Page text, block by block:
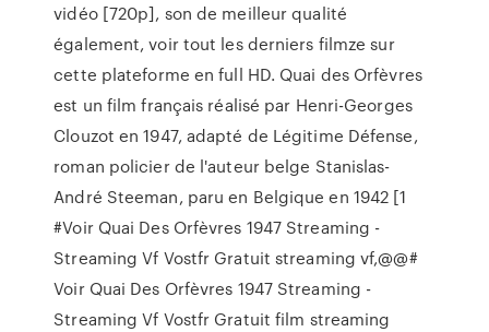
vidéo [720p], son de meilleur qualité
également, voir tout les derniers filmze sur
cette plateforme en full HD. Quai des Orfèvres
est un film français réalisé par Henri-Georges
Clouzot en 1947, adapté de Légitime Défense,
roman policier de l'auteur belge Stanislas-
André Steeman, paru en Belgique en 1942 [1
#Voir Quai Des Orfèvres 1947 Streaming -
Streaming Vf Vostfr Gratuit streaming vf,@@#
Voir Quai Des Orfèvres 1947 Streaming -
Streaming Vf Vostfr Gratuit film streaming